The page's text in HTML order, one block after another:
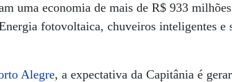
uma economia de mais de R$ 933
fotovoltaica, chuveiros inteligentes e
Alegre, a expectativa da Capitânia é